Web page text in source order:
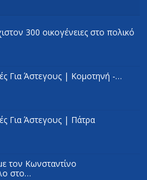
300 οικογένειες στο πολικό
Για Άστεγους | Κομοτηνή -…
Για Άστεγους | Πάτρα
τον Κωνσταντίνο
στο…